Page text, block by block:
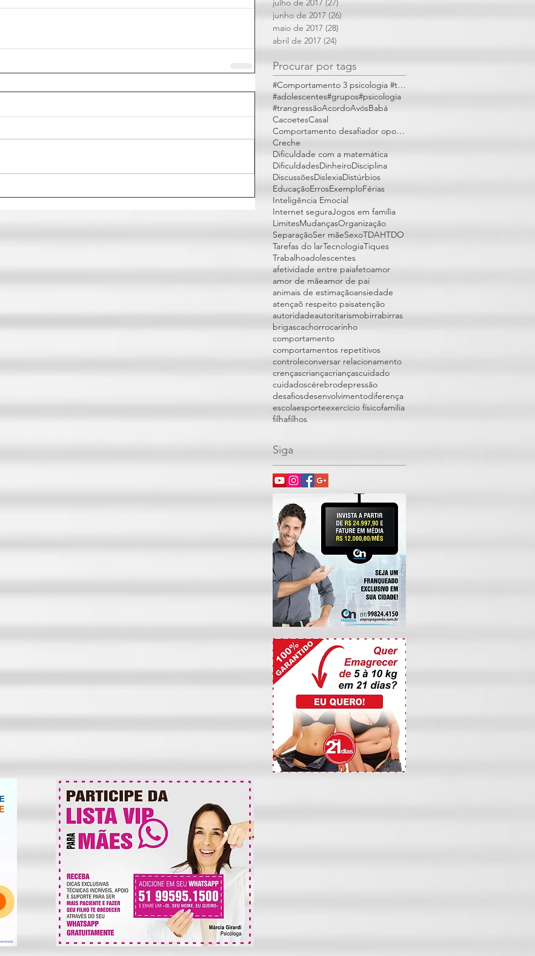
julho de 2017 (27)
junho de 2017 (26)
maio de 2017 (28)
abril de 2017 (24)
Procurar por tags
#Comportamento 3 psicologia #trangressões
#adolescentes#grupos#psicologia
#trangressãoAcordoAvósBabá
CacoetesCasal
Comportamento desafiador opositivo
Creche
Dificuldade com a matemática
DificuldadesDinheiroDisciplina
DiscussõesDislexiaDistúrbios
EducaçãoErrosExemploFérias
Inteligência Emocial
Internet seguraJogos em família
LimitesMudançasOrganização
SeparaçãoSer mãeSexoTDAHTDO
Tarefas do larTecnologiaTiques
Trabalhoadolescentes
afetividade entre paiafetoamor
amor de mãeamor de pai
animais de estimaçãoansiedade
atençaõ respeito paisatenção
autoridadeautoritarismobirrabirras
brigascachorrocarinho
comportamento
comportamentos repetitivos
controleconversar relacionamento
crençascriançacriançascuidado
cuidadoscérebrodepressão
desafiosdesenvolvimentodiferença
escolaesporteexercício físicofamilia
filhafilhos
Siga